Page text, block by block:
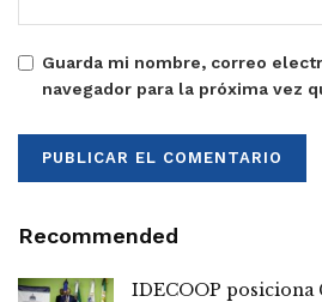
Guarda mi nombre, correo
navegador para la próxima vez
Recommended
IDECOOP posiciona